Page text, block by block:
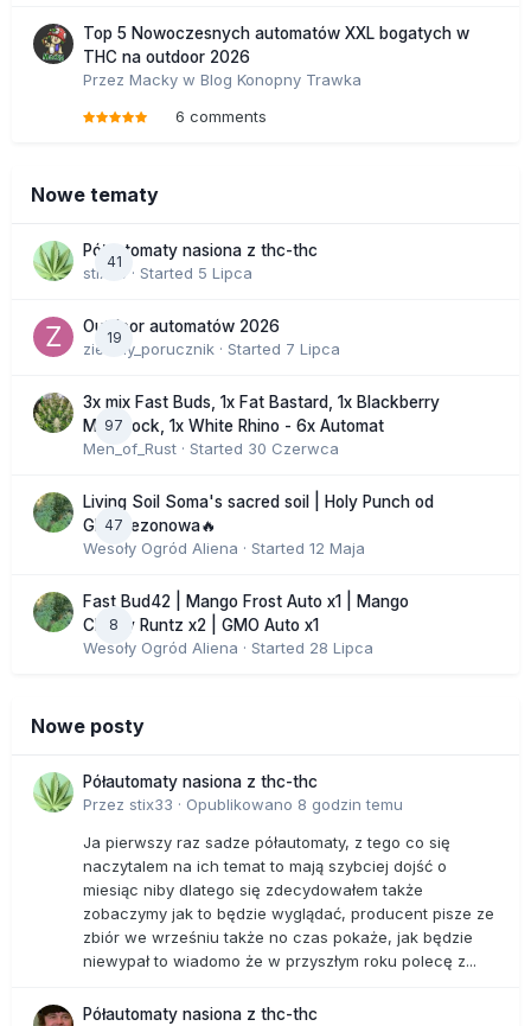
Top 5 Nowoczesnych automatów XXL bogatych w
THC na outdoor 2026
Przez Macky w Blog Konopny Trawka
6 comments
Nowe tematy
41
Półautomaty nasiona z thc-thc
stix33 · Started 5 Lipca
19
Outdoor automatów 2026
zielony_porucznik · Started 7 Lipca
97
3x mix Fast Buds, 1x Fat Bastard, 1x Blackberry
Moonrock, 1x White Rhino - 6x Automat
Men_of_Rust · Started 30 Czerwca
47
Living Soil Soma's sacred soil | Holy Punch od
GHS sezonowa🔥
Wesoły Ogród Aliena · Started 12 Maja
8
Fast Bud42 | Mango Frost Auto x1 | Mango
Cherry Runtz x2 | GMO Auto x1
Wesoły Ogród Aliena · Started 28 Lipca
Nowe posty
Półautomaty nasiona z thc-thc
Przez stix33 · Opublikowano 8 godzin temu
Ja pierwszy raz sadze półautomaty, z tego co się
naczytalem na ich temat to mają szybciej dojść o
miesiąc niby dlatego się zdecydowałem także
zobaczymy jak to będzie wyglądać, producent pisze ze
zbiór we wrześniu także no czas pokaże, jak będzie
niewypał to wiadomo że w przyszłym roku polecę z...
Półautomaty nasiona z thc-thc